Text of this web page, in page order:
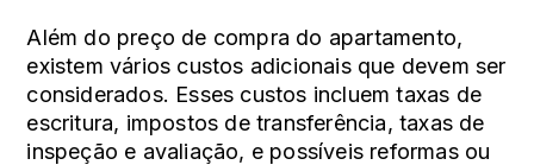
Além do preço de compra do apartamento,
existem vários custos adicionais que devem ser
considerados. Esses custos incluem taxas de
escritura, impostos de transferência, taxas de
inspeção e avaliação, e possíveis reformas ou